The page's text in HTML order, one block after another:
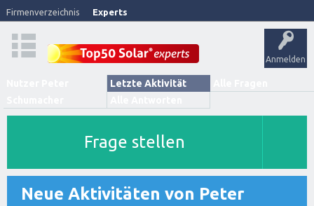
Firmenverzeichnis Experts
Anmelden
Letzte Aktivität
Frage stellen
Neue Aktivitäten von Peter